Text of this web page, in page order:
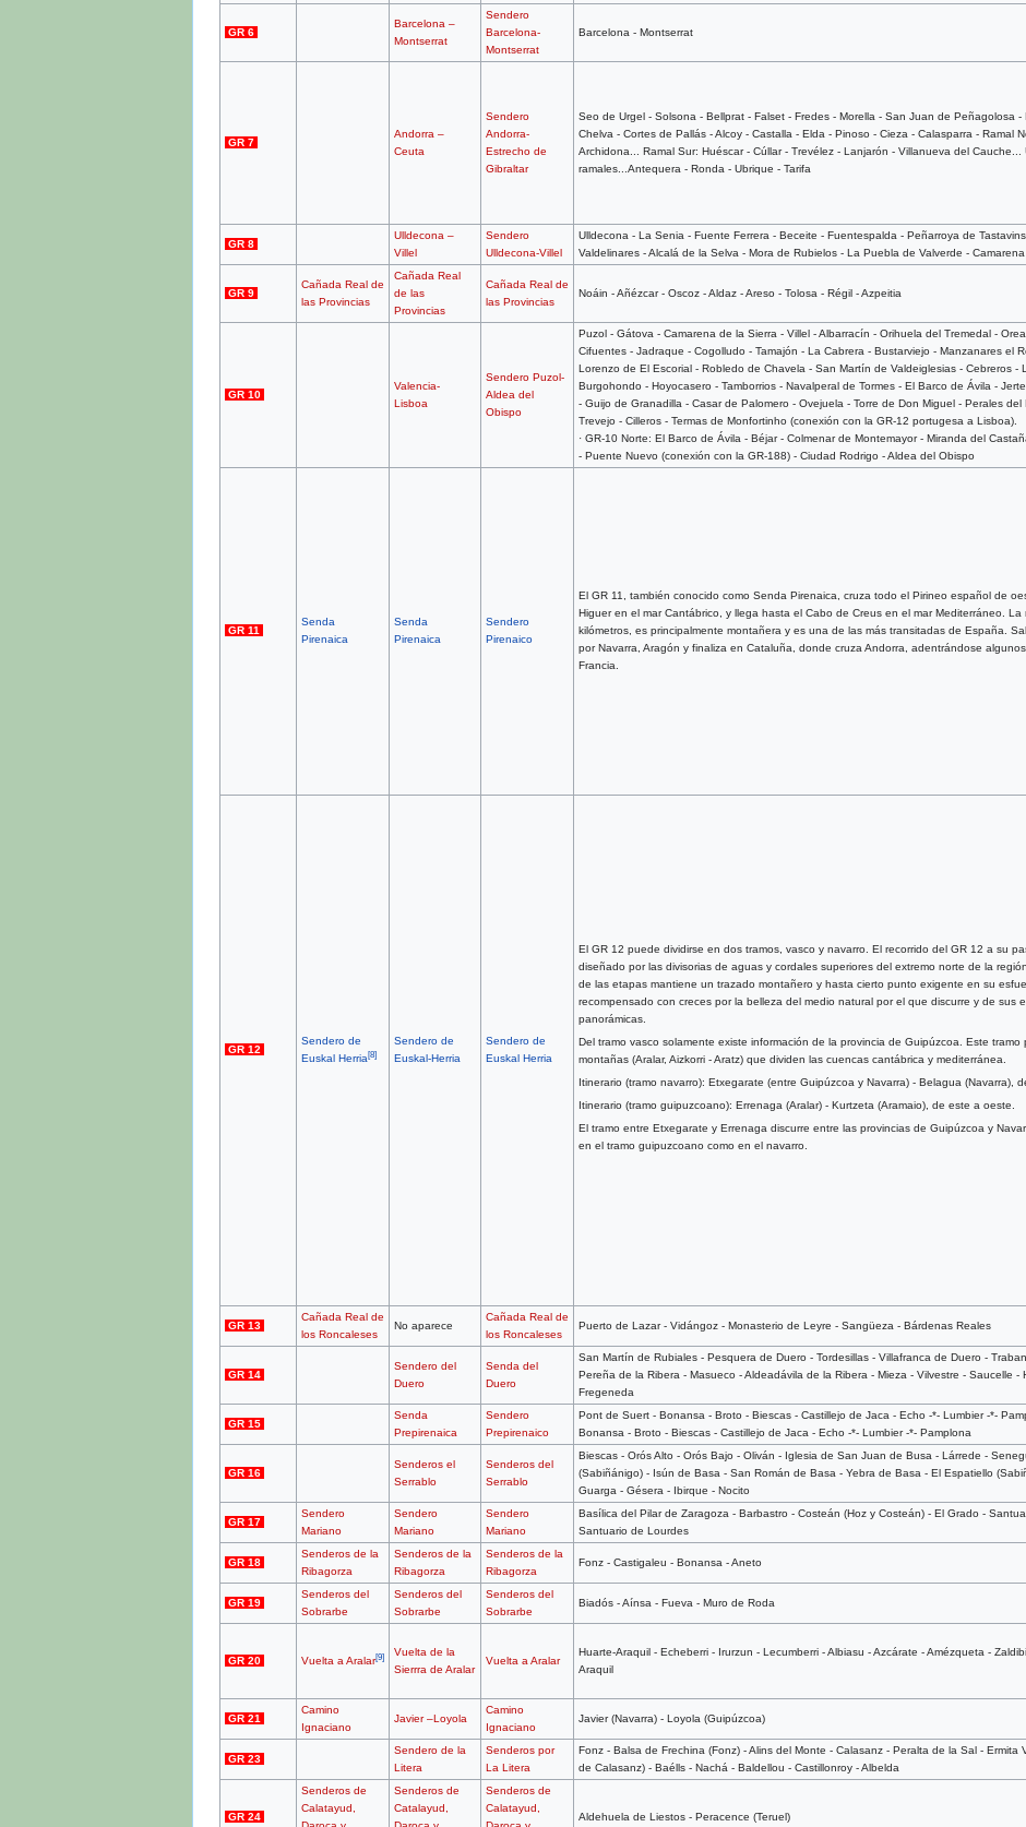
GR 6
Barcelona –
Montserrat
Sendero
Barcelona-
Montserrat
Barcelona - Montserrat
GR 7
Andorra –
Ceuta
Sendero
Andorra-
Estrecho de
Gibraltar
Seo de Urgel - Solsona - Bellprat - Falset - Fredes - Morella - San Juan de Peñagolosa -
Chelva - Cortes de Pallás - Alcoy - Castalla - Elda - Pinoso - Cieza - Calasparra - Ramal
Archidona... Ramal Sur: Huéscar - Cúllar - Trevélez - Lanjarón - Villanueva del Cauche...
ramales...Antequera - Ronda - Ubrique - Tarifa
GR 8
Ulldecona –
Villel
Sendero
Ulldecona-Villel
Ulldecona - La Senia - Fuente Ferrera - Beceite - Fuentespalda - Peñarroya de
Valdelinares - Alcalá de la Selva - Mora de Rubielos - La Puebla de Valverde - Camarena
GR 9
Cañada Real de
las Provincias
Cañada Real
de las
Provincias
Cañada Real de
las Provincias
Noáin - Añézcar - Oscoz - Aldaz - Areso - Tolosa - Régil - Azpeitia
GR 10
Valencia-
Lisboa
Sendero Puzol-
Aldea del
Obispo
Puzol - Gátova - Camarena de la Sierra - Villel - Albarracín - Orihuela del Tremedal -
Cifuentes - Jadraque - Cogolludo - Tamajón - La Cabrera - Bustarviejo - Manzanares el
Lorenzo de El Escorial - Robledo de Chavela - San Martín de Valdeiglesias - Cebreros -
Burgohondo - Hoyocasero - Tamborrios - Navalperal de Tormes - El Barco de Ávila -
- Guijo de Granadilla - Casar de Palomero - Ovejuela - Torre de Don Miguel - Perales
Trevejo - Cilleros - Termas de Monfortinho (conexión con la GR-12 portugesa a Lisboa).
· GR-10 Norte: El Barco de Ávila - Béjar - Colmenar de Montemayor - Miranda del
- Puente Nuevo (conexión con la GR-188) - Ciudad Rodrigo - Aldea del Obispo
GR 11
Senda
Pirenaica
Senda
Pirenaica
Sendero
Pirenaico
El GR 11, también conocido como Senda Pirenaica, cruza todo el Pirineo español de
Higuer en el mar Cantábrico, y llega hasta el Cabo de Creus en el mar Mediterráneo.
kilómetros, es principalmente montañera y es una de las más transitadas de España.
por Navarra, Aragón y finaliza en Cataluña, donde cruza Andorra, adentrándose
Francia.
GR 12
Sendero de
Euskal Herria[8]
Sendero de
Euskal-Herria
Sendero de
Euskal Herria
El GR 12 puede dividirse en dos tramos, vasco y navarro. El recorrido del GR 12 a su
diseñado por las divisorias de aguas y cordales superiores del extremo norte de la
de las etapas mantiene un trazado montañero y hasta cierto punto exigente en su
recompensado con creces por la belleza del medio natural por el que discurre y de sus
panorámicas.
Del tramo vasco solamente existe información de la provincia de Guipúzcoa. Este tramo
montañas (Aralar, Aizkorri - Aratz) que dividen las cuencas cantábrica y mediterránea.
Itinerario (tramo navarro): Etxegarate (entre Guipúzcoa y Navarra) - Belagua (Navarra),
Itinerario (tramo guipuzcoano): Errenaga (Aralar) - Kurtzeta (Aramaio), de este a oeste.
El tramo entre Etxegarate y Errenaga discurre entre las provincias de Guipúzcoa y
en el tramo guipuzcoano como en el navarro.
GR 13
Cañada Real de
los Roncaleses
No aparece
Cañada Real de
los Roncaleses
Puerto de Lazar - Vidángoz - Monasterio de Leyre - Sangüeza - Bárdenas Reales
GR 14
Sendero del
Duero
Senda del
Duero
San Martín de Rubiales - Pesquera de Duero - Tordesillas - Villafranca de Duero -
Pereña de la Ribera - Masueco - Aldeadávila de la Ribera - Mieza - Vilvestre - Saucelle -
Fregeneda
GR 15
Senda
Prepirenaica
Sendero
Prepirenaico
Pont de Suert - Bonansa - Broto - Biescas - Castillejo de Jaca - Echo -*- Lumbier -*-
Bonansa - Broto - Biescas - Castillejo de Jaca - Echo -*- Lumbier -*- Pamplona
GR 16
Senderos el
Serrablo
Senderos del
Serrablo
Biescas - Orós Alto - Orós Bajo - Oliván - Iglesia de San Juan de Busa - Lárrede -
(Sabiñánigo) - Isún de Basa - San Román de Basa - Yebra de Basa - El Espatiello
Guarga - Gésera - Ibirque - Nocito
GR 17
Sendero
Mariano
Sendero
Mariano
Sendero
Mariano
Basílica del Pilar de Zaragoza - Barbastro - Costeán (Hoz y Costeán) - El Grado -
Santuario de Lourdes
GR 18
Senderos de la
Ribagorza
Senderos de la
Ribagorza
Senderos de la
Ribagorza
Fonz - Castigaleu - Bonansa - Aneto
GR 19
Senderos del
Sobrarbe
Senderos del
Sobrarbe
Senderos del
Sobrarbe
Biadós - Aínsa - Fueva - Muro de Roda
GR 20 Vuelta a Aralar[9]
Vuelta de la
Sierrra de Aralar
Vuelta a Aralar
Huarte-Araquil - Echeberri - Irurzun - Lecumberri - Albiasu - Azcárate - Amézqueta -
Araquil
GR 21
Camino
Ignaciano
Javier –Loyola
Camino
Ignaciano
Javier (Navarra) - Loyola (Guipúzcoa)
GR 23
Sendero de la
Litera
Senderos por
La Litera
Fonz - Balsa de Frechina (Fonz) - Alins del Monte - Calasanz - Peralta de la Sal - Ermita
de Calasanz) - Baélls - Nachá - Baldellou - Castillonroy - Albelda
GR 24
Senderos de
Calatayud,
Senderos de
Catalayud,
Senderos de
Calatayud,
Aldehuela de Liestos - Peracence (Teruel)